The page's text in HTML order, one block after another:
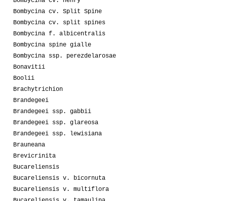
Bombycina cv. Split Spine
Bombycina cv. split spines
Bombycina f. albicentralis
Bombycina spine gialle
Bombycina ssp. perezdelarosae
Bonavitii
Boolii
Brachytrichion
Brandegeei
Brandegeei ssp. gabbii
Brandegeei ssp. glareosa
Brandegeei ssp. lewisiana
Brauneana
Brevicrinita
Bucareliensis
Bucareliensis v. bicornuta
Bucareliensis v. multiflora